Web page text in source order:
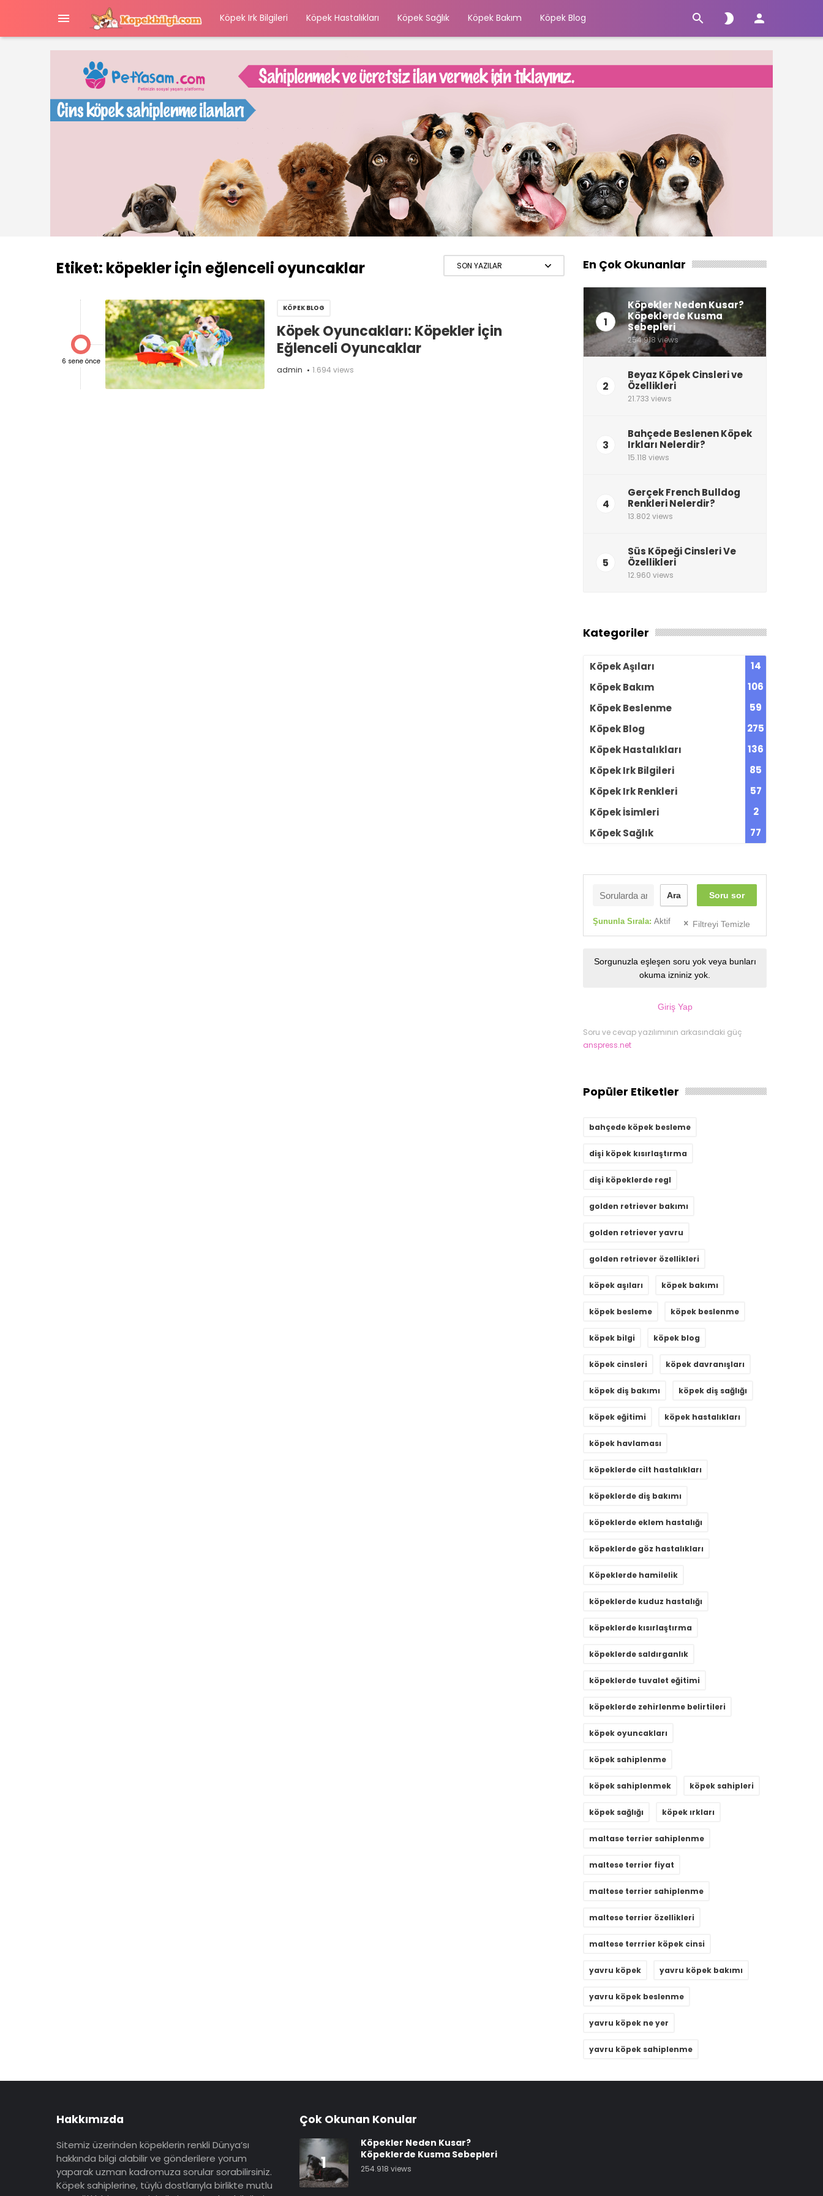
 Köpek Irk Bilgileri Köpek Hastalıkları Köpek Sağlık Köpek Bakım Köpek Blog   
Etiket: köpekler için eğlenceli oyuncaklar

6 sene önce
KÖPEK BLOG
Köpek Oyuncakları: Köpekler İçin
Eğlenceli Oyuncaklar
admin 1.694 views
En Çok Okunanlar
1
Köpekler Neden Kusar?
Köpeklerde Kusma
Sebepleri
254.918 views
2
Beyaz Köpek Cinsleri ve
Özellikleri
21.733 views
3
Bahçede Beslenen Köpek
Irkları Nelerdir?
15.118 views
4
Gerçek French Bulldog
Renkleri Nelerdir?
13.802 views
5
Süs Köpeği Cinsleri Ve
Özellikleri
12.960 views
Kategoriler
Köpek Aşıları
14
Köpek Bakım
106
Köpek Beslenme
59
Köpek Blog
275
Köpek Hastalıkları
136
Köpek Irk Bilgileri
85
Köpek Irk Renkleri
57
Köpek İsimleri
2
Köpek Sağlık
77
Soru sor
Ara
Şununla Sırala: Aktif Filtreyi Temizle
Sorgunuzla eşleşen soru yok veya bunları
okuma izniniz yok.
Giriş Yap
Soru ve cevap yazılımının arkasındaki güç
anspress.net
Popüler Etiketler
bahçede köpek besleme
dişi köpek kısırlaştırma
dişi köpeklerde regl
golden retriever bakımı
golden retriever yavru
golden retriever özellikleri
köpek aşıları köpek bakımı
köpek besleme köpek beslenme
köpek bilgi köpek blog
köpek cinsleri köpek davranışları
köpek diş bakımı köpek diş sağlığı
köpek eğitimi köpek hastalıkları
köpek havlaması
köpeklerde cilt hastalıkları
köpeklerde diş bakımı
köpeklerde eklem hastalığı
köpeklerde göz hastalıkları
Köpeklerde hamilelik
köpeklerde kuduz hastalığı
köpeklerde kısırlaştırma
köpeklerde saldırganlık
köpeklerde tuvalet eğitimi
köpeklerde zehirlenme belirtileri
köpek oyuncakları
köpek sahiplenme
köpek sahiplenmek köpek sahipleri
köpek sağlığı köpek ırkları
maltase terrier sahiplenme
maltese terrier fiyat
maltese terrier sahiplenme
maltese terrier özellikleri
maltese terrrier köpek cinsi
yavru köpek yavru köpek bakımı
yavru köpek beslenme
yavru köpek ne yer
yavru köpek sahiplenme
Hakkımızda
Sitemiz üzerinden köpeklerin renkli Dünya’sı
hakkında bilgi alabilir ve gönderilere yorum
yaparak uzman kadromuza sorular sorabilirsiniz.
Köpek sahiplerine, tüylü dostlarıyla birlikte mutlu
Çok Okunan Konular
1
Köpekler Neden Kusar?
Köpeklerde Kusma Sebepleri
254.918 views